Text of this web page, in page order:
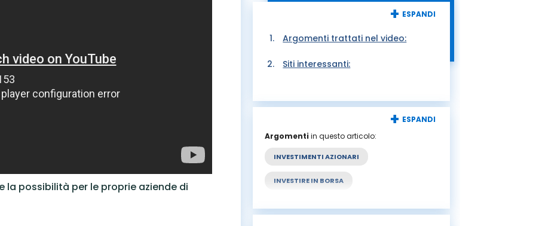
la possibilità per le proprie aziende di
+ ESPANDI
Argomenti trattati nel video:
Siti interessanti:
Argomenti in questo articolo:
INVESTIMENTI AZIONARI
INVESTIRE IN BORSA
+ ESPANDI